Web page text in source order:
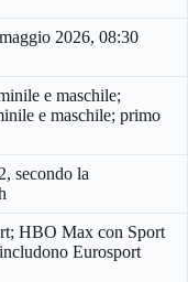
2026, 08:30
e maschile;
e maschile; primo
secondo la
HBO Max con Sport
Eurosport